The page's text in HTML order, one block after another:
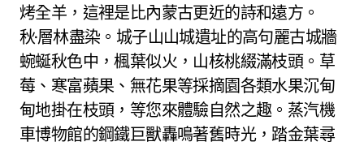
烤全羊，這裡是比內蒙古更近的詩和遠方。
秋·層林盡染。城子山山城遺址的高句麗古城牆
蜿蜒秋色中，楓葉似火，山核桃綴滿枝頭。草
莓、寒富蘋果、無花果等採摘園各類水果沉甸
甸地掛在枝頭，等您來體驗自然之趣。蒸汽機
車博物館的鋼鐵巨獸轟鳴著舊時光，踏金葉尋